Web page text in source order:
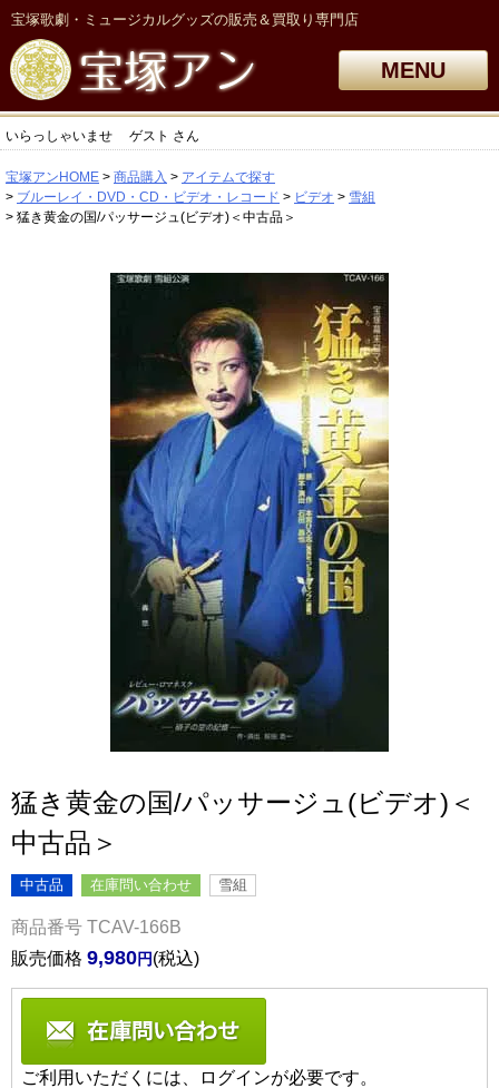
宝塚歌劇・ミュージカルグッズの販売＆買取り専門店
MENU
いらっしゃいませ ゲスト さん
宝塚アンHOME 商品購入
アイテムで探す
ブルーレイ・DVD・CD・ビデオ・レコード
ビデオ
雪組
猛き黄金の国/パッサージュ(ビデオ)＜中古品＞
猛き黄金の国/パッサージュ(ビデオ)＜
中古品＞
中古品 在庫問い合わせ 雪組
商品番号 TCAV-166B
販売価格 9,980 税込
ご利用いただくには、ログインが必要です。